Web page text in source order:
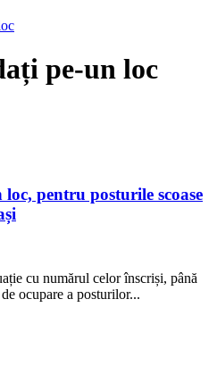
pe-un loc
pentru posturile scoase
cu numărul celor înscriși, până
ocupare a posturilor...